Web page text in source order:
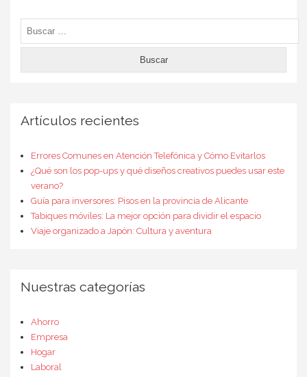
Buscar:
Artículos recientes
Errores Comunes en Atención Telefónica y Cómo Evitarlos
¿Qué son los pop-ups y qué diseños creativos puedes usar este
verano?
Guía para inversores: Pisos en la provincia de Alicante
Tabiques móviles: La mejor opción para dividir el espacio
Viaje organizado a Japón: Cultura y aventura
Nuestras categorías
Ahorro
Empresa
Hogar
Laboral